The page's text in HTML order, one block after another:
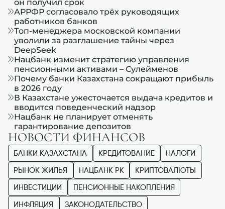
он получил срок
АРРФР согласовало трёх руководящих
работников банков
Топ-менеджера московской компании
уволили за разглашение тайны через
DeepSeek
Нацбанк изменит стратегию управления
пенсионными активами – Сулейменов
Почему банки Казахстана сокращают прибыль
в 2026 году
В Казахстане ужесточается выдача кредитов и
вводится поведенческий надзор
Нацбанк не планирует отменять
гарантирование депозитов
НОВОСТИ ФИНАНСОВ
БАНКИ КАЗАХСТАНА КРЕДИТОВАНИЕ НАЛОГИ
РЫНОК ЖИЛЬЯ НАЦБАНК РК КРИПТОВАЛЮТЫ
ИНВЕСТИЦИИ ПЕНСИОННЫЕ НАКОПЛЕНИЯ
ИНФЛЯЦИЯ ЗАКОНОДАТЕЛЬСТВО